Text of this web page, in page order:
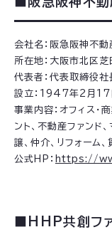
会社名：阪急阪神不
所在地：大阪市北区
代表者：代表取締役
設立：1947年2月17
事業内容：オフィス・
ント、不動産ファンド
譲、仲介、リフォーム
公式HP： https://
■HHP共創フ